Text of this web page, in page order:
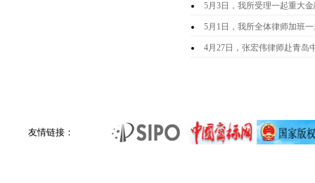
5月3日，我所受理一起重大
5月1日，我所全体律师加班
4月27日，张宏伟律师赴青岛
友情链接：